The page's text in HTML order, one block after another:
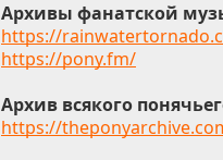
Архивы фанатской
https://
https://pony.fm/
Архив всякого
https://